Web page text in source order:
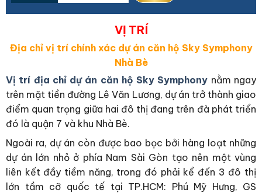
VỊ TRÍ
Địa chỉ vị trí chính xác dự án căn hộ Sky Symphony
Nhà Bè
Vị trí địa chỉ dự án căn hộ Sky Symphony nằm ngay
trên mặt tiền đường Lê Văn Lương, dự án trở thành giao
điểm quan trọng giữa hai đô thị đang trên đà phát triển
đó là quận 7 và khu Nhà Bè.
Ngoài ra, dự án còn được bao bọc bởi hàng loạt những
dự án lớn nhỏ ở phía Nam Sài Gòn tạo nên một vùng
liên kết đầy tiềm năng, trong đó phải kể đến 3 đô thị
lớn tầm cỡ quốc tế tại TP.HCM: Phú Mỹ Hưng, GS